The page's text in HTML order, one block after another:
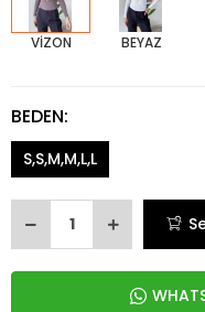
VİZON BEYAZ
BEDEN:
S,S,M,M,L,L